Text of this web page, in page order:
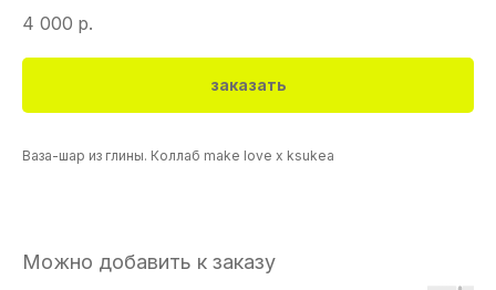
4 000 р.
заказать
Ваза-шар из глины. Коллаб make love x ksukea
Можно добавить к заказу